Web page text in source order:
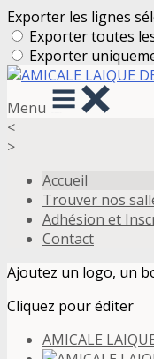
Exporter les lignes
Exporter toutes
Exporter
Menu
<
>
Accueil
Trouver nos
Adhésion et
Contact
Ajoutez un logo, un
Cliquez pour éditer
AMICALE